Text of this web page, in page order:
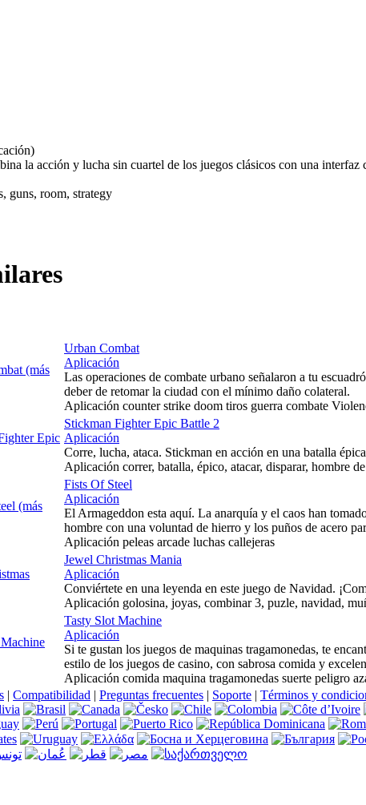
la acción y lucha sin cuartel de los juegos clásicos con una
guns, room, strategy
Urban Combat
Aplicación
Las operaciones de combate urbano señalaron a tu
deber de retomar la ciudad con el mínimo daño colateral.
Aplicación counter strike doom tiros guerra combate
Stickman Fighter Epic Battle 2
Aplicación
Corre, lucha, ataca. Stickman en acción en una batalla
Aplicación correr, batalla, épico, atacar, disparar, hombre
Fists Of Steel
Aplicación
El Armageddon esta aquí. La anarquía y el caos han
hombre con una voluntad de hierro y los puños de acero
Aplicación peleas arcade luchas callejeras
Jewel Christmas Mania
Aplicación
Conviértete en una leyenda en este juego de Navidad.
Aplicación golosina, joyas, combinar 3, puzle, navidad,
Tasty Slot Machine
Aplicación
Si te gustan los juegos de maquinas tragamonedas, te
estilo de los juegos de casino, con sabrosa comida y
Aplicación comida maquina tragamonedas suerte peligro
| Compatibilidad | Preguntas frecuentes | Soporte | Términos y